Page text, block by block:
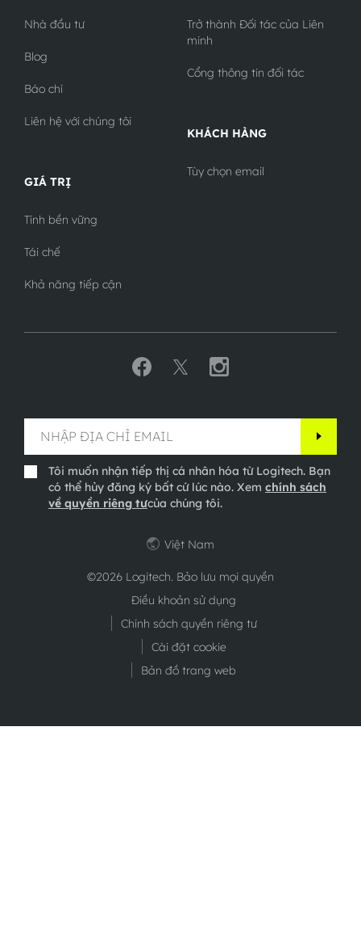
Nhà đầu tư
Blog
Báo chí
Liên hệ với chúng tôi
GIÁ TRỊ
Tính bền vững
Tái chế
Khả năng tiếp cận
Trở thành Đối tác của Liên
minh
Cổng thông tin đối tác
KHÁCH HÀNG
Tùy chọn email
Tôi muốn nhận tiếp thị cá nhân hóa từ Logitech. Bạn
có thể hủy đăng ký bất cứ lúc nào. Xem chính sách
về quyền riêng tưcủa chúng tôi.
©2026 Logitech. Bảo lưu mọi quyền
Điều khoản sử dụng
Chính sách quyền riêng tư
Cài đặt cookie
Bản đồ trang web
Việt Nam